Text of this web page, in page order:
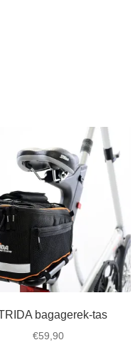
bagagerek-tas
€59,90